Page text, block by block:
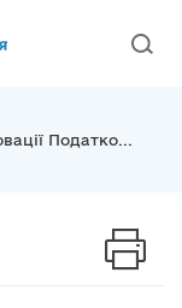
Податко...